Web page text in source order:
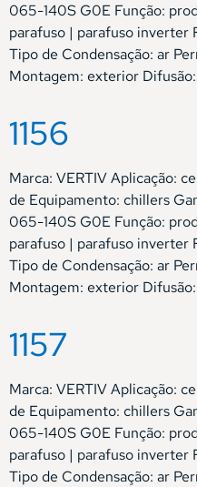
065-140S G0E Função:
parafuso | parafuso inverter
Tipo de Condensação: ar
Montagem: exterior
1156
Marca: VERTIV Aplicação:
de Equipamento: chillers
065-140S G0E Função:
parafuso | parafuso inverter
Tipo de Condensação: ar
Montagem: exterior
1157
Marca: VERTIV Aplicação:
de Equipamento: chillers
065-140S G0E Função:
parafuso | parafuso inverter
Tipo de Condensação: ar